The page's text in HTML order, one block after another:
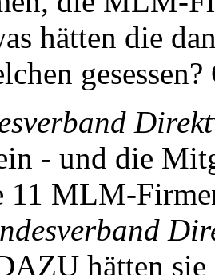
hätten die
- und die
MLM-
hätten